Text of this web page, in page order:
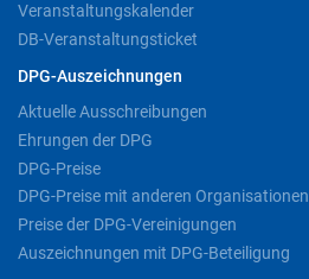
Veranstaltungskalender
DB-Veranstaltungsticket
DPG-Auszeichnungen
Aktuelle Ausschreibungen
Ehrungen der DPG
DPG-Preise
DPG-Preise mit anderen Organisationen
Preise der DPG-Vereinigungen
Auszeichnungen mit DPG-Beteiligung